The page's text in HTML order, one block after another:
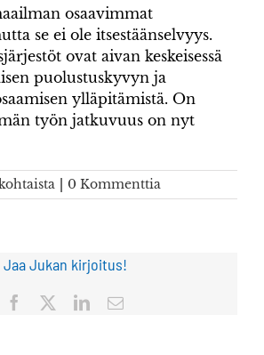
osaavimmat
se ei ole itsestäänselvyys.
ovat aivan keskeisessä
puolustuskyvyn ja
ylläpitämistä. On
työn jatkuvuus on nyt
0 Kommenttia
Jaa Jukan kirjoitus!
Facebook LinkedInSähköposti